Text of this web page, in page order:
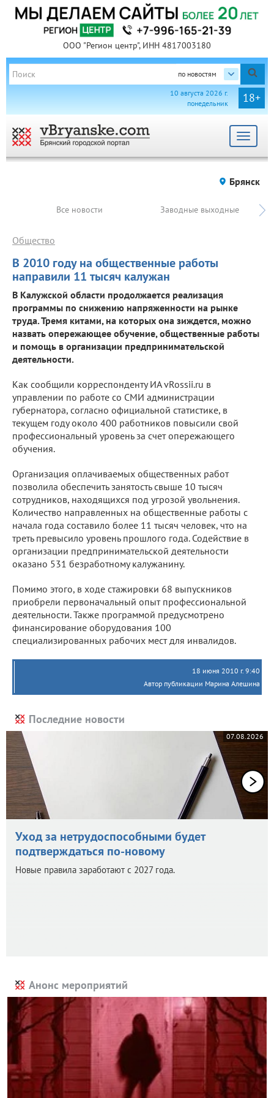
ООО "Регион центр", ИНН 4817003180
по новостям
18+
10 августа 2026 г.
понедельник
Toggle
Брянск
Все новости Заводные выходные
В 2010 году на общественные работы
направили 11 тысяч калужан
Общество
В Калужской области продолжается реализация
программы по снижению напряженности на рынке
труда. Тремя китами, на которых она зиждется, можно
назвать опережающее обучение, общественные работы
и помощь в организации предпринимательской
деятельности.
Как сообщили корреспонденту ИА vRossii.ru в
управлении по работе со СМИ администрации
губернатора, согласно официальной статистике, в
текущем году около 400 работников повысили свой
профессиональный уровень за счет опережающего
обучения.
Организация оплачиваемых общественных работ
позволила обеспечить занятость свыше 10 тысяч
сотрудников, находящихся под угрозой увольнения.
Количество направленных на общественные работы с
начала года составило более 11 тысяч человек, что на
треть превысило уровень прошлого года. Содействие в
организации предпринимательской деятельности
оказано 531 безработному калужанину.
Помимо этого, в ходе стажировки 68 выпускников
приобрели первоначальный опыт профессиональной
деятельности. Также программой предусмотрено
финансирование оборудования 100
специализированных рабочих мест для инвалидов.
18 июня 2010 г. 9:40
Автор публикации Марина Алешина
Последние новости
07.08.2026
Уход за нетрудоспособными будет
подтверждаться по-новому
Новые правила заработают с 2027 года.
Анонс мероприятий